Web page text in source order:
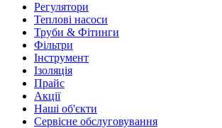
Регулятори
Теплові насоси
Труби & Фітинги
Фільтри
Інструмент
Ізоляція
Прайс
Акції
Наші об'єкти
Сервісне обслуговування